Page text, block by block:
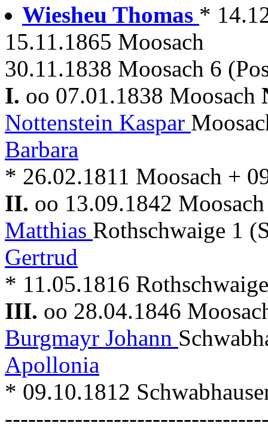
Wiesheu Thomas *
15.11.1865 Moosach
30.11.1838 Moosach 6
I. oo 07.01.1838 Moosach
Nottenstein Kaspar
Barbara
* 26.02.1811 Moosach +
II. oo 13.09.1842
Matthias Rothschwaige 1
Gertrud
* 11.05.1816
III. oo 28.04.1846
Burgmayr Johann
Apollonia
* 09.10.1812